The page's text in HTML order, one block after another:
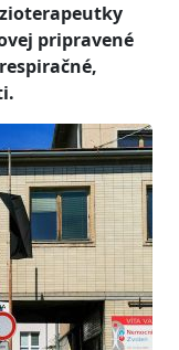
pripravené